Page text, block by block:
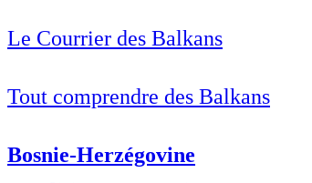
Le Courrier des Balkans
Tout comprendre des Balkans
Bosnie-Herzégovine